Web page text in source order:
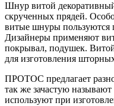
Шнур витой
скрученных прядей.
витые шнуры пользуются
Дизайнеры применяют
покрывал, подушек.
для изготовления
ПРОТОС предлагает
так же зачастую
используют при